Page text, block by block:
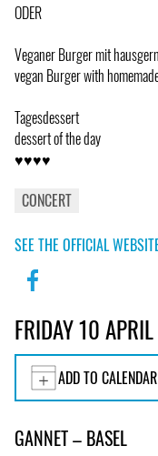
ODER
Veganer Burger mit
vegan Burger with
Tagesdessert
dessert of the day
♥♥♥♥
CONCERT
SEE THE OFFICIAL
FRIDAY 10
ADD TO CALENDAR
GANNET – BASEL